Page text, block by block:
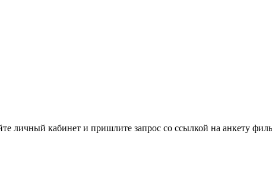
личный кабинет и пришлите запрос cо ссылкой на анкету